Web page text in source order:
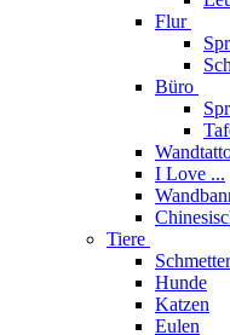
Flur
Büro
I Love ...
Tiere
Hunde
Katzen
Eulen